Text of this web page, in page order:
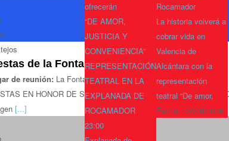
ofrecerán
“DE AMOR,
JUSTICIA Y
CONVENIENCIA”
REPRESENTACIÓN
TEATRAL EN LA
EXPLANADA DE
ROCAMADOR
23:00
Rocamador
La historia volverá a
cobrar vida en
Valencia de
Alcántara con la
representación
teatral “De amor,
Fecha : 02/08/2026
de la Fontañera
de reunión: La Fontañera
EN HONOR DE SANTA MARÍA DE LA PRIMAVERA LA
[...]